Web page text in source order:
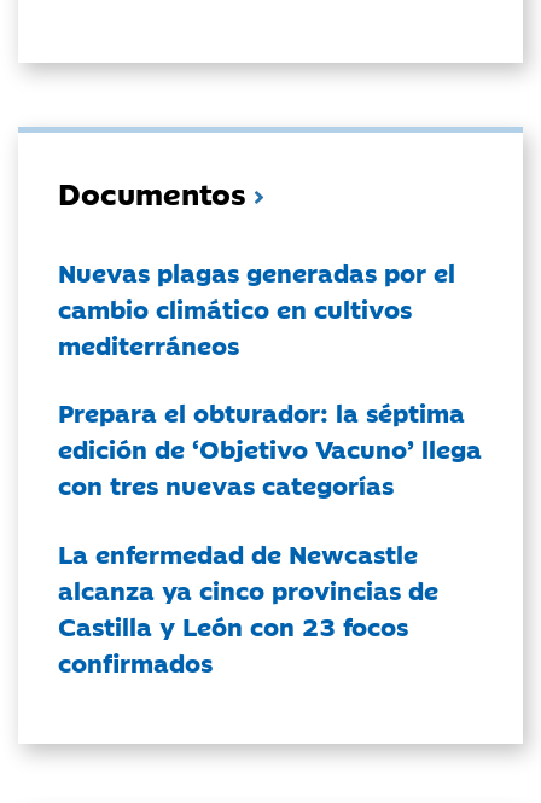
Documentos
Nuevas plagas generadas por el
cambio climático en cultivos
mediterráneos
Prepara el obturador: la séptima
edición de ‘Objetivo Vacuno’ llega
con tres nuevas categorías
La enfermedad de Newcastle
alcanza ya cinco provincias de
Castilla y León con 23 focos
confirmados